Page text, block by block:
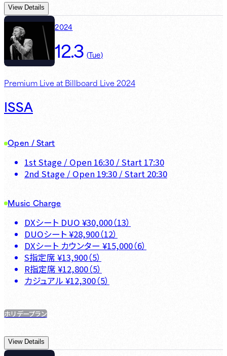
View Details
2024
12.3 (Tue)
Premium Live at Billboard Live 2024
ISSA
Open / Start
1st Stage / Open 16:30 / Start 17:30
2nd Stage / Open 19:30 / Start 20:30
Music Charge
DXシート DUO ¥30,000（13）
DUOシート ¥28,900（12）
DXシート カウンター ¥15,000（6）
S指定席 ¥13,900（5）
R指定席 ¥12,800（5）
カジュアル ¥12,300（5）
ホリデープラン
View Details